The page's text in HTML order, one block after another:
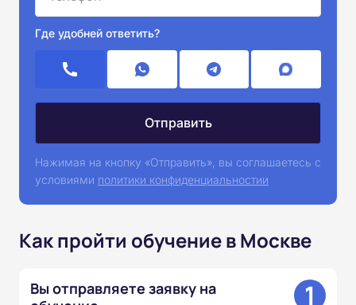
Где удобней ответить?
Нажимая на кнопку «Отправить», вы соглашаетесь с
условиями политики конфиденциальностии
Как пройти обучение в Москве
Вы отправляете заявку на
1